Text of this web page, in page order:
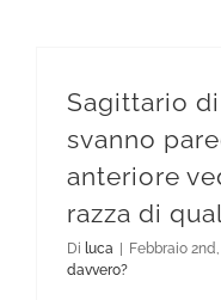
Sagittario
svanno
anteriore
razza di
Di luca | Febbraio 2nd,
davvero?